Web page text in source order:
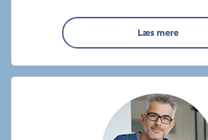
Læs mere